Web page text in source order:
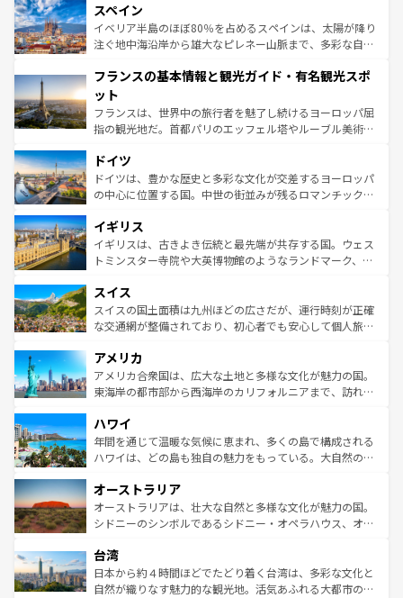
ろん、トスカーナの美しい田園風景やアマルフィ海岸の絶
景など、自然景観も見逃せない。観光の合間には、本場の
ピザやパスタなど、絶品のイタリア料理を堪能することも
ませてくれるイタリアで、忘れられない旅をしてみよう！
なお、新着のイタリア情報は
しい。
スペイン
イベリア半島のほぼ80％を占めるスペインは、太陽が降り
注ぐ地中海沿岸から雄大なピレネー山脈まで、多彩な自然
文化が根付くこの国では、情熱的なフラメンコ、熱気あふ
れる闘牛、そして美味しいタパスが生活の一部となってい
る。首都マドリードの洗練された雰囲気や、バルセロナの
アートに溢れた街角から、地方では古代ローマ遺跡や中世
せる。地方によって風土や気候が異なるスペインはその個
性で訪れる人を魅了する。 なお、新着のスペイン情報は コ
ンテンツ一覧を参照してほしい。
フランスの基本情報と観光ガイド・有名観光スポ
ット
フランスは、世界中の旅行者を魅了し続けるヨーロッパ屈
指の観光地だ。首都パリのエッフェル塔やルーブル美術館
で、幅広い魅力が詰まっている。華麗な宮殿、歴史的な大
聖堂、美しいビーチ、そして豊かな自然が、訪れる者を心
から魅了する。また、フランスは美食の国としても知ら
いる。シャンパンの発祥地であるランス、プロヴァンスの
香り高いラベンダー畑など、多彩な楽しみ方が可能だ。さ
らに、パリ以外の地域にも魅力が溢れており、どの街角に
れる地方に足を運ぶとそれぞれで全く異なる文化を体験で
きるだろう。 なお、新着のフランス情報はコンテンツ一覧
を参照してほしい。
ドイツ
ドイツは、豊かな歴史と多彩な文化が交差するヨーロッパ
の中心に位置する国。中世の街並みが残るロマンチック街
顔を持つこの国は、どこを歩いても飽きることがない。ベ
ルリンの文化的活気、バイエルン州のアルプスの絶景、そ
してライン川沿いのワイン畑といった風景は必見。ビール
は、お酒好きな人にはぜひ体験してほしい。 なお、新着の
ドイツ情報はコンテンツ一覧を参照してほしい。
イギリス
イギリスは、古きよき伝統と最先端が共存する国。ウェス
トミンスター寺院や大英博物館のようなランドマーク、歴
リアごとに異なる魅力がある。また、優雅なアフタヌーン
ティー、ビール好きにはたまらない英国パブ、サッカー観
戦など、本場だからこそできる体験も豊富。イギリスを旅
ンツ一覧を参照してほしい。
スイス
スイスの国土面積は九州ほどの広さだが、運行時刻が正確
な交通網が整備されており、初心者でも安心して個人旅行
の建物がそのまま残る町や、スイスならではのユニークな
博物館もあり、アルプス観光だけでなく町歩きも満喫する
ことができる。国民の所得が高いため物価も高いが、旅行
ば市内交通費無料で観光を楽しむこともできる。 なお、新
着のスイス情報はコンテンツ一覧 を参照してほしい。
アメリカ
アメリカ合衆国は、広大な土地と多様な文化が魅力の国。
東海岸の都市部から西海岸のカリフォルニアまで、訪れる
のような巨大都市は、観光、ショッピング、エンターテイ
ンメントが詰まった刺激的なスポットだ。一方、アメリカ
西部には大自然が広がり、グランドキャニオンやイエロー
部のニューオーリンズでは、音楽と美食が融合した独特の
文化が魅力。旅行者はアメリカの各地域で異なる魅力を楽
しみながら、その多様性と豊かな歴史を感じることができ
ならではの贅沢な旅のスタイルだ。 なお、新着のアメリカ
情報はコンテンツ一覧を参照してほしい。
ハワイ
年間を通じて温暖な気候に恵まれ、多くの島で構成される
ハワイは、どの島も独自の魅力をもっている。大自然の神
ワイ島は見逃せない。また、定番の観光地といえばオアフ
島だが、静かな自然を求めるならマウイ島やカウアイ島が
おすすめ。エメラルドグリーンに輝く海をはじめ、豊かな
れるおもてなしの心で訪れる人々を迎えてくれるハワイの
人々、おいしいローカルフードやハワイアンミュージッ
ク、伝統的なフラダンスなど、すべてがハワイの魅力を彩
オーストラリア
オーストラリアは、壮大な自然と多様な文化が魅力の国。
シドニーのシンボルであるシドニー・オペラハウス、オー
リアリーフや大陸中央部にそびえるウルル（エアーズロッ
ク）、タスマニアの美しい原生林やケアンズの熱帯雨林な
ど、見どころがたくさん。また、カフェやワイン、オージ
台湾
日本から約４時間ほどでたどり着く台湾は、多彩な文化と
自然が織りなす魅力的な観光地。活気あふれる大都市の台